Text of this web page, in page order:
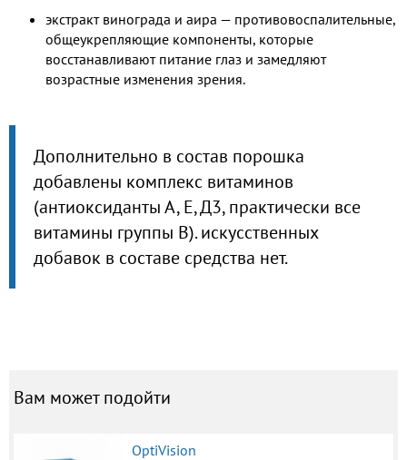
экстракт винограда и аира — противовоспалительные,
общеукрепляющие компоненты, которые
восстанавливают питание глаз и замедляют
возрастные изменения зрения.
Дополнительно в состав порошка
добавлены комплекс витаминов
(антиоксиданты А, Е, Д3, практически все
витамины группы В). искусственных
добавок в составе средства нет.
Вам может подойти
OptiVision